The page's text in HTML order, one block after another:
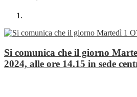
Si comunica che il giorno
2024, alle ore 14.15 in sede